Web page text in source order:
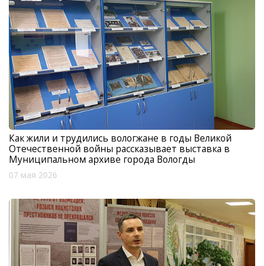
Как жили и трудились вологжане в годы Великой
Отечественной войны рассказывает выставка в
Муниципальном архиве города Вологды
07 мая 2026